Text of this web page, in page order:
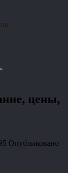
»
цены,
Опубликовано